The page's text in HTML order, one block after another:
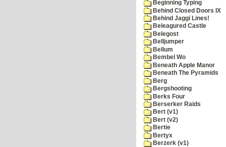
Beginning Typing
Behind Closed Doors IX
Behind Jaggi Lines!
Beleagured Castle
Belegost
Belljumper
Bellum
Bembel Wo
Beneath Apple Manor
Beneath The Pyramids
Berg
Bergshooting
Berks Four
Berserker Raids
Bert (v1)
Bert (v2)
Bertie
Bertyx
Berzerk (v1)